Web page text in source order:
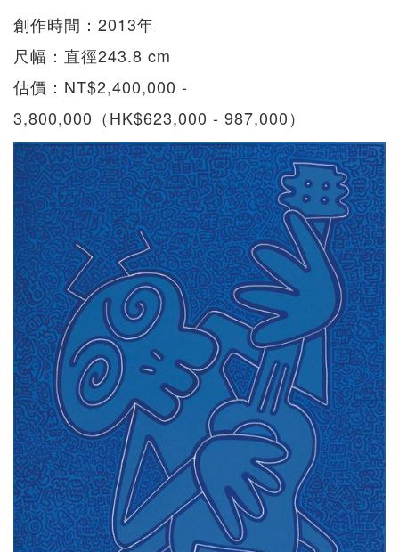
創作時間：2013年
尺幅：直徑243.8 cm
估價：NT$2,400,000 -
3,800,000（HK$623,000 - 987,000）